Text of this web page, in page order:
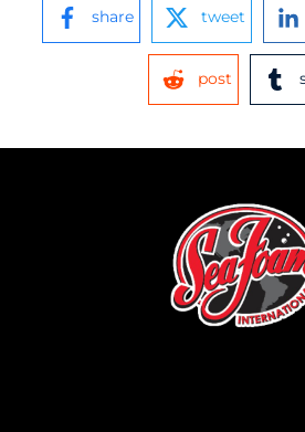
share tweet
post